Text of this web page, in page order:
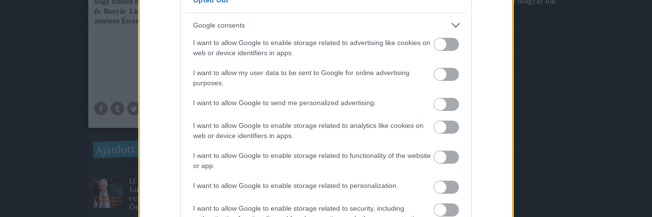
Google consents
I want to allow Google to enable storage related to advertising like cookies on
web or device identifiers in apps.
I want to allow my user data to be sent to Google for online advertising
purposes.
I want to allow Google to send me personalized advertising.
I want to allow Google to enable storage related to analytics like cookies on
web or device identifiers in apps.
I want to allow Google to enable storage related to functionality of the website
or app.
I want to allow Google to enable storage related to personalization.
I want to allow Google to enable storage related to security, including
és Banyár László ellen. Információink szerint a feljelentéshez hangfelvételt is mellékeltek,
amelyen Érczes György és Nádas Róbert szerepel.
SZÓLJ HOZZÁ
Ajánlott bejegyzések:
1,1 milliárd
forint hitelt
vesz fel az
Önkormányzat.
a
választási
cégének
autójával
ellenzék
Archívum
2019 augusztus
2019 április
2018 november
2018 október
2018 szeptember
2018 július
(
2018 február
Tovább...
Feedek
RSS 2.0